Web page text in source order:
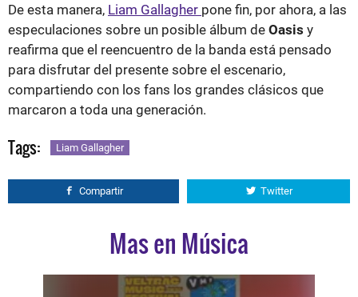
De esta manera, Liam Gallagher pone fin, por ahora, a las
especulaciones sobre un posible álbum de Oasis y
reafirma que el reencuentro de la banda está pensado
para disfrutar del presente sobre el escenario,
compartiendo con los fans los grandes clásicos que
marcaron a toda una generación.
Tags: Liam Gallagher
Compartir Twitter
Mas en Música